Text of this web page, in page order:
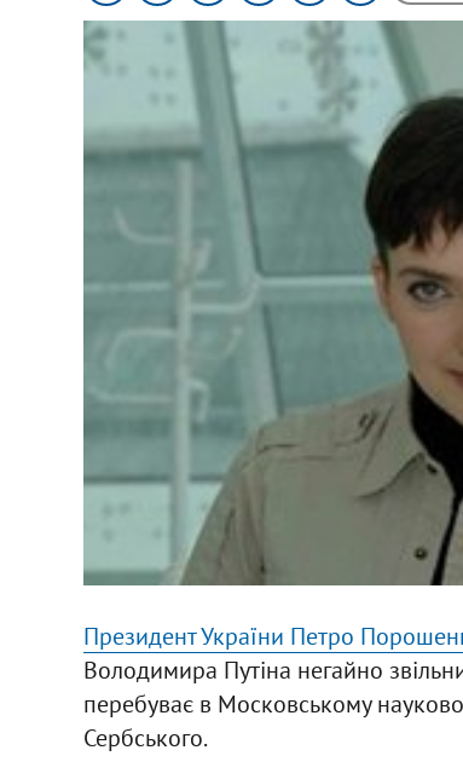
Президент України Петро
Володимира Путіна негайно
перебуває в Московському
Сербського.